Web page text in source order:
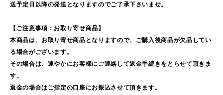
送予定日以降の発送となりますのでご了承下さいませ。
【ご注意事項：お取り寄せ商品】
本商品は、お取り寄せ商品となりますので、ご購入後商品が欠品してい
る場合がございます。
その場合は、速やかにお客様にご連絡して返金手続きをとらせて頂きま
す。
返金の場合はご指定の口座にお振込させて頂きます。